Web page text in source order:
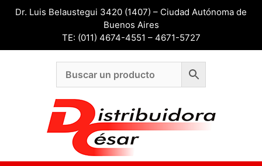
SaltarDr. Luis Belaustegui 3420 (1407) – Ciudad Autónoma de
Buenos Aires
TE: (011) 4674-4551 – 4671-5727